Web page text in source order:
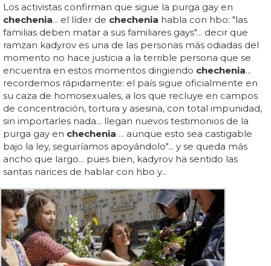
Los activistas confirman que sigue la purga gay en
chechenia... el líder de chechenia habla con hbo: "las
familias deben matar a sus familiares gays"... decir que
ramzan kadyrov es una de las personas más odiadas del
momento no hace justicia a la terrible persona que se
encuentra en estos momentos dirigiendo chechenia...
recordemos rápidamente: el país sigue oficialmente en
su caza de homosexuales, a los que recluye en campos
de concentración, tortura y asesina, con total impunidad,
sin importarles nada... llegan nuevos testimonios de la
purga gay en chechenia ... aunque esto sea castigable
bajo la ley, seguiríamos apoyándolo"... y se queda más
ancho que largo... pues bien, kadyrov ha sentido las
santas narices de hablar con hbo y...